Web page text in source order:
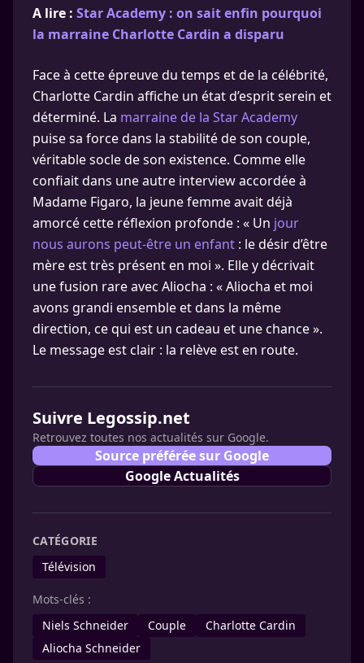
A lire : Star Academy : on sait enfin pourquoi
la marraine Charlotte Cardin a disparu
Face à cette épreuve du temps et de la célébrité,
Charlotte Cardin affiche un état d’esprit serein et
déterminé. La marraine de la Star Academy
puise sa force dans la stabilité de son couple,
véritable socle de son existence. Comme elle
confiait dans une autre interview accordée à
Madame Figaro, la jeune femme avait déjà
amorcé cette réflexion profonde : « Un jour
nous aurons peut-être un enfant : le désir d’être
mère est très présent en moi ». Elle y décrivait
une fusion rare avec Aliocha : « Aliocha et moi
avons grandi ensemble et dans la même
direction, ce qui est un cadeau et une chance ».
Le message est clair : la relève est en route.
Suivre Legossip.net
Retrouvez toutes nos actualités sur Google.
Source préférée sur Google
Google Actualités
CATÉGORIE
Télévision
Mots-clés :
Niels Schneider
Couple
Charlotte Cardin
Aliocha Schneider